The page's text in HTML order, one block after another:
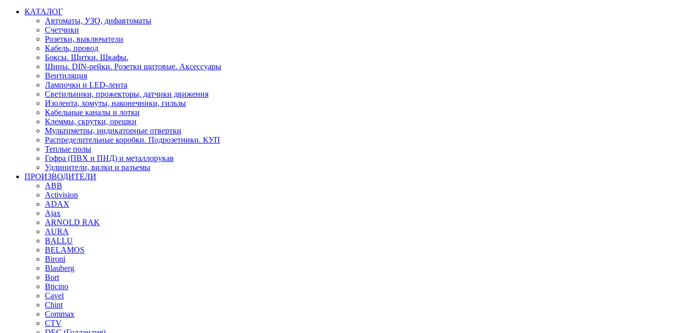
КАТАЛОГ
Автоматы, УЗО, дифавтоматы
Счетчики
Розетки, выключатели
Кабель, провод
Боксы. Щитки. Шкафы.
Шины. DIN-рейки. Розетки щитовые. Аксессуары
Вентиляция
Лампочки и LED-лента
Светильники, прожекторы, датчики движения
Изолента, хомуты, наконечники, гильзы
Кабельные каналы и лотки
Клеммы, скрутки, орешки
Мультиметры, индикаторные отвертки
Распределительные коробки. Подрозетники. КУП
Теплые полы
Гофра (ПВХ и ПНД) и металлорукав
Удлинители, вилки и разъемы
ПРОИЗВОДИТЕЛИ
ABB
Activision
ADAX
Ajax
ARNOLD RAK
AURA
BALLU
BELAMOS
Bironi
Blauberg
Bort
Bticino
Cavel
Chint
Commax
CTV